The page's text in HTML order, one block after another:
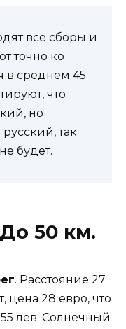
все сборы и
точно ко
в среднем 45
что
но
так
будет.
50 км.
. Расстояние 27
цена 28 евро, что
лев. Солнечный